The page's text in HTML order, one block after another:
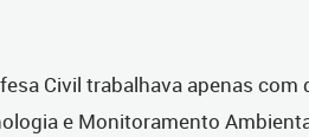
Civil trabalhava apenas com
e Monitoramento